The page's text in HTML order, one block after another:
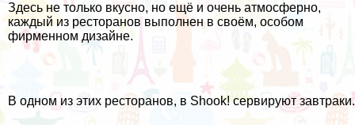
Здесь не только вкусно, но ещё и очень атмосферно,
каждый из ресторанов выполнен в своём, особом
фирменном дизайне.
В одном из этих ресторанов, в Shook! сервируют завтраки.